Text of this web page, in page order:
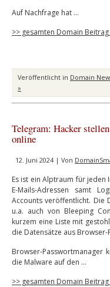
Auf Nachfrage hat …
>> gesamten Domain
Veröffentlicht in Domain
»
Telegram: Hacker
online
12. Juni 2024 | Von
Es ist ein Alptraum für jeden
E-Mails-Adressen samt
Accounts veröffentlicht. Die
u.a. auch von Bleeping
kurzem eine Liste mit
die Datensätze aus
Browser-Passwortmanager
die Malware auf den …
>> gesamten Domain